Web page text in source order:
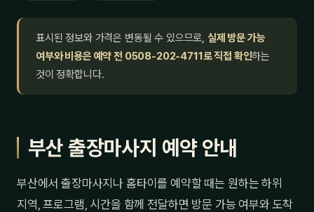
표시된 정보와 가격은 변동될 수 있으므로, 실제 방문 가능
여부와 비용은 예약 전 0508-202-4711로 직접 확인하는
것이 정확합니다.
부산 출장마사지 예약 안내
부산에서 출장마사지나 홈타이를 예약할 때는 원하는 하위
지역, 프로그램, 시간을 함께 전달하면 방문 가능 여부와 도착